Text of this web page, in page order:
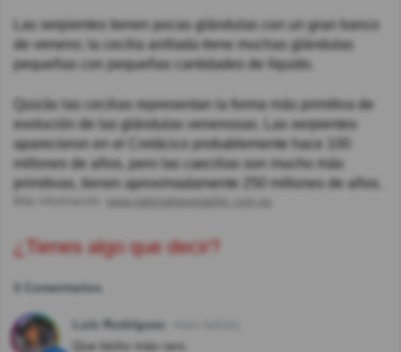
Las serpientes tienen pocas glándulas con un gran banco
de veneno; la cecilia anillada tiene muchas glándulas
pequeñas con pequeñas cantidades de líquido.
Quizás las cecilias representan la forma más primitiva de
evolución de las glándulas venenosas. Las serpientes
aparecieron en el Cretácico probablemente hace 100
millones de años, pero las caecilias son mucho más
primitivas, tienen aproximadamente 250 millones de años.
www.nationalgeographic.com.es
¿Tienes algo que decir?
3 Comentarios
Luís Rodríguez
Que bicho más raro.